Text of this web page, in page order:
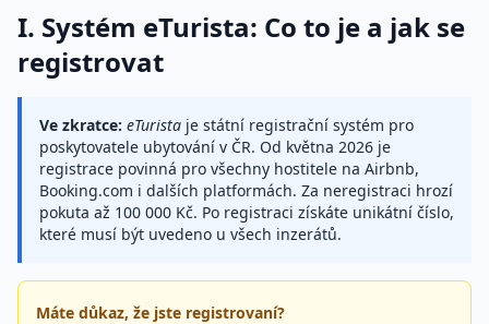
I. Systém eTurista: Co to je a jak se
registrovat
Ve zkratce: eTurista je státní registrační systém pro
poskytovatele ubytování v ČR. Od května 2026 je
registrace povinná pro všechny hostitele na Airbnb,
Booking.com i dalších platformách. Za neregistraci hrozí
pokuta až 100 000 Kč. Po registraci získáte unikátní číslo,
které musí být uvedeno u všech inzerátů.
Máte důkaz, že jste registrovaní?